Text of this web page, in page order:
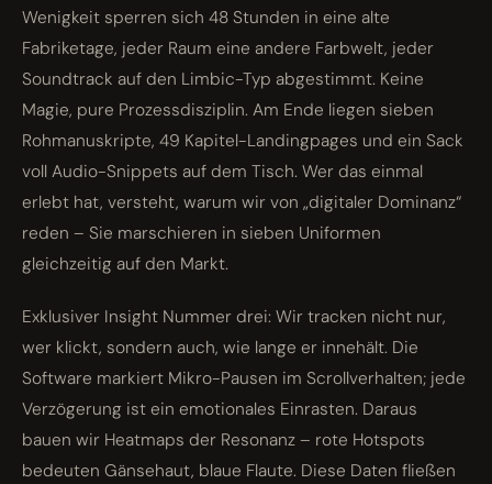
Wenigkeit sperren sich 48 Stunden in eine alte
Fabriketage, jeder Raum eine andere Farbwelt, jeder
Soundtrack auf den Limbic-Typ abgestimmt. Keine
Magie, pure Prozess­disziplin. Am Ende liegen sieben
Rohmanuskripte, 49 Kapitel-Landingpages und ein Sack
voll Audio-Snippets auf dem Tisch. Wer das einmal
erlebt hat, versteht, warum wir von „digitaler Dominanz“
reden – Sie marschieren in sieben Uniformen
gleichzeitig auf den Markt.
Exklusiver Insight Nummer drei: Wir tracken nicht nur,
wer klickt, sondern auch, wie lange er innehält. Die
Software markiert Mikro-Pausen im Scrollverhalten; jede
Verzögerung ist ein emotionales Einrasten. Daraus
bauen wir Heatmaps der Resonanz – rote Hotspots
bedeuten Gänsehaut, blaue Flaute. Diese Daten fließen